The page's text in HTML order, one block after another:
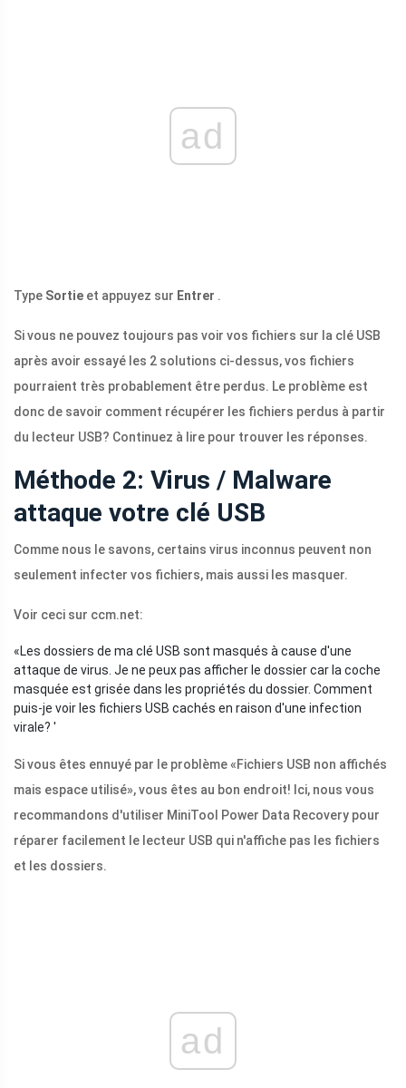
ad
Type Sortie et appuyez sur Entrer .
Si vous ne pouvez toujours pas voir vos fichiers sur la clé USB
après avoir essayé les 2 solutions ci-dessus, vos fichiers
pourraient très probablement être perdus. Le problème est
donc de savoir comment récupérer les fichiers perdus à partir
du lecteur USB? Continuez à lire pour trouver les réponses.
Méthode 2: Virus / Malware
attaque votre clé USB
Comme nous le savons, certains virus inconnus peuvent non
seulement infecter vos fichiers, mais aussi les masquer.
Voir ceci sur ccm.net:
«Les dossiers de ma clé USB sont masqués à cause d'une
attaque de virus. Je ne peux pas afficher le dossier car la coche
masquée est grisée dans les propriétés du dossier. Comment
puis-je voir les fichiers USB cachés en raison d'une infection
virale? '
Si vous êtes ennuyé par le problème «Fichiers USB non affichés
mais espace utilisé», vous êtes au bon endroit! Ici, nous vous
recommandons d'utiliser MiniTool Power Data Recovery pour
réparer facilement le lecteur USB qui n'affiche pas les fichiers
et les dossiers.
ad